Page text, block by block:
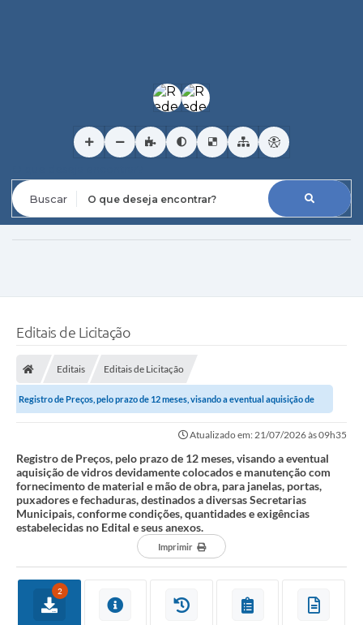
Editais de Licitação
Editais Editais de Licitação
Registro de Preços, pelo prazo de 12 meses, visando a eventual aquisição de
Atualizado em: 21/07/2026 às 09h35
Registro de Preços, pelo prazo de 12 meses, visando a eventual
aquisição de vidros devidamente colocados e manutenção com
fornecimento de material e mão de obra, para janelas, portas,
puxadores e fechaduras, destinados a diversas Secretarias
Municipais, conforme condições, quantidades e exigências
estabelecidas no Edital e seus anexos.
Imprimir
2